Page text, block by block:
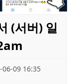
(서버) 일
06-09 16:35